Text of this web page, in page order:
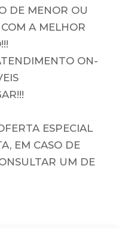
DE MENOR OU
A MELHOR
ON-
ESPECIAL
EM CASO DE
UM DE